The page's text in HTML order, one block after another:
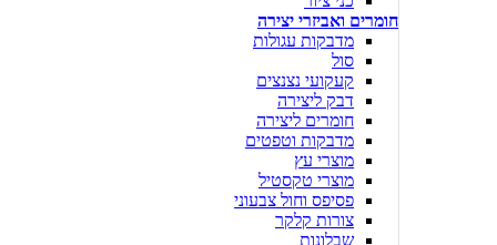
חומרים ואביזרי יצירה
מדבקות עגולות
סול
קעקועי נצנצים
דבק ליצירה
חומרים ליצירה
מדבקות וטפטים
מוצרי עץ
מוצרי טקסטיל
פסיפס וחול צבעוני
צורות קלקר
שבלונות